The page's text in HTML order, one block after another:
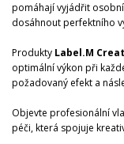
pomáhají vyjádřit
dosáhnout perfektního
Produkty Label.M
optimální výkon při
požadovaný efekt a
Objevte profesionální
péči, která spojuje